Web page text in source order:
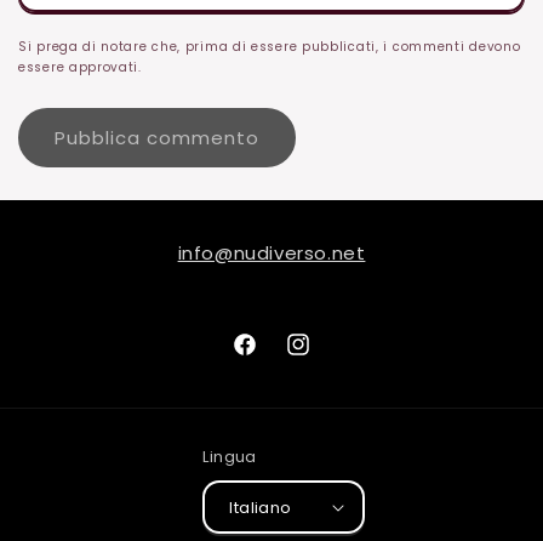
Si prega di notare che, prima di essere pubblicati, i commenti devono
essere approvati.
info@nudiverso.net
FacebookInstagram
Lingua
Italiano